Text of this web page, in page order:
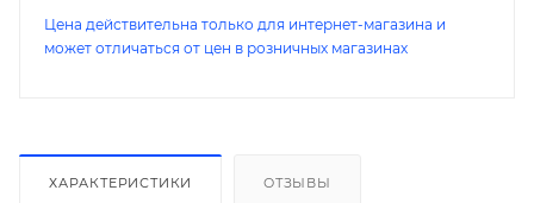
Цена действительна только для интернет-магазина и
может отличаться от цен в розничных магазинах
ХАРАКТЕРИСТИКИ ОТЗЫВЫ